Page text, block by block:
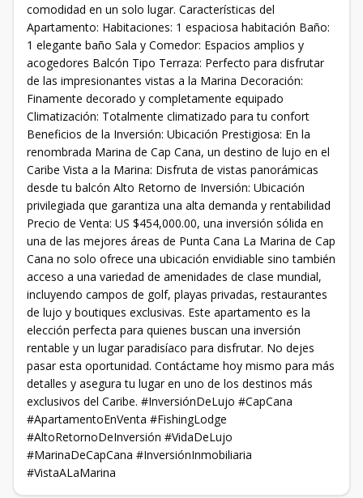
comodidad en un solo lugar. Características del
Apartamento: Habitaciones: 1 espaciosa habitación Baño:
1 elegante baño Sala y Comedor: Espacios amplios y
acogedores Balcón Tipo Terraza: Perfecto para disfrutar
de las impresionantes vistas a la Marina Decoración:
Finamente decorado y completamente equipado
Climatización: Totalmente climatizado para tu confort
Beneficios de la Inversión: Ubicación Prestigiosa: En la
renombrada Marina de Cap Cana, un destino de lujo en el
Caribe Vista a la Marina: Disfruta de vistas panorámicas
desde tu balcón Alto Retorno de Inversión: Ubicación
privilegiada que garantiza una alta demanda y rentabilidad
Precio de Venta: US $454,000.00, una inversión sólida en
una de las mejores áreas de Punta Cana La Marina de Cap
Cana no solo ofrece una ubicación envidiable sino también
acceso a una variedad de amenidades de clase mundial,
incluyendo campos de golf, playas privadas, restaurantes
de lujo y boutiques exclusivas. Este apartamento es la
elección perfecta para quienes buscan una inversión
rentable y un lugar paradisíaco para disfrutar. No dejes
pasar esta oportunidad. Contáctame hoy mismo para más
detalles y asegura tu lugar en uno de los destinos más
exclusivos del Caribe. #InversiónDeLujo #CapCana
#ApartamentoEnVenta #FishingLodge
#AltoRetornoDeInversión #VidaDeLujo
#MarinaDeCapCana #InversiónInmobiliaria
#VistaALaMarina